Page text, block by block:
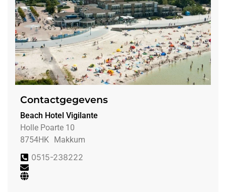
Contactgegevens
Beach Hotel Vigilante
Holle Poarte 10
8754HK
Makkum
0515-238222